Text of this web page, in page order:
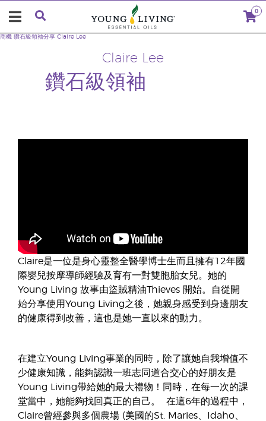
0
Claire Lee
鑽石級領袖
商機 鑽石級領袖分享 Claire Lee
Claire是一位是身心靈整全醫學博士生而且擁有12年國
際嬰兒按摩導師經驗及育有一對雙胞胎女兒。她的
Young Living 故事由盜賊精油Thieves 開始。自從開
始分享使用Young Living之後，她親身感受到身邊朋友
的健康得到改善，這也是她一直以來的動力。
在建立Young Living事業的同時，除了讓她自我增值不
少健康知識，能夠認識一班志同道合交心的好朋友是
Young Living帶給她的最大禮物！同時，在每一次的課
堂當中，她能夠找回真正的自己。 在這6年的過程中，
Claire曾經參與多個農場 (美國的St. Maries、Idaho、